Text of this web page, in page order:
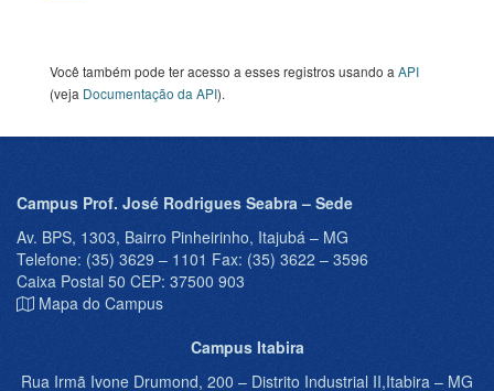
Você também pode ter acesso a esses registros usando a API
(veja Documentação da API).
Campus Prof. José Rodrigues Seabra – Sede
Av. BPS, 1303, Bairro Pinheirinho, Itajubá – MG
Telefone: (35) 3629 – 1101 Fax: (35) 3622 – 3596
Caixa Postal 50 CEP: 37500 903
Mapa do Campus
Campus Itabira
Rua Irmã Ivone Drumond, 200 – Distrito Industrial II,Itabira – MG